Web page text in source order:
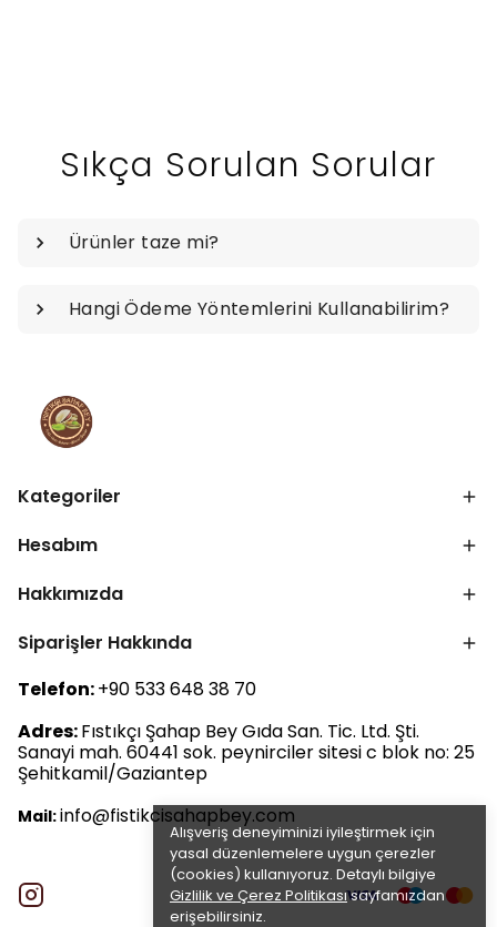
Alışveriş deneyiminizi iyileştirmek için
yasal düzenlemelere uygun çerezler
(cookies) kullanıyoruz. Detaylı bilgiye
Gizlilik ve Çerez Politikasısayfamızdan
erişebilirsiniz.
Sıkça Sorulan Sorular
Ürünler taze mi?
Hangi Ödeme Yöntemlerini Kullanabilirim?
Kategoriler
Hesabım
Hakkımızda
Siparişler Hakkında
Telefon:+90 533 648 38 70
Adres:Fıstıkçı Şahap Bey Gıda San. Tic. Ltd. Şti.
Sanayi mah. 60441 sok. peynirciler sitesi c blok no: 25
Şehitkamil/Gaziantep
Mail:info@fistikcisahapbey.com